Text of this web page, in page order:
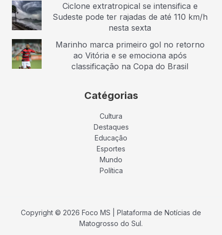
Ciclone extratropical se intensifica e
Sudeste pode ter rajadas de até 110 km/h
nesta sexta
Marinho marca primeiro gol no retorno
ao Vitória e se emociona após
classificação na Copa do Brasil
Catégorias
Cultura
Destaques
Educação
Esportes
Mundo
Política
Copyright © 2026 Foco MS | Plataforma de Notícias de
Matogrosso do Sul.